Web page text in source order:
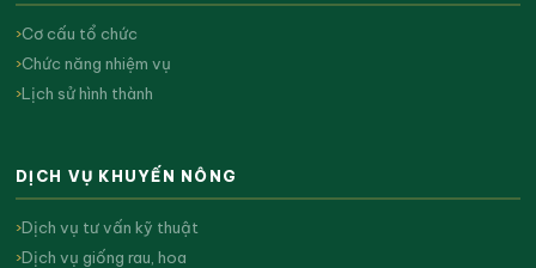
Cơ cấu tổ chức
Chức năng nhiệm vụ
Lịch sử hình thành
DỊCH VỤ KHUYẾN NÔNG
Dịch vụ tư vấn kỹ thuật
Dịch vụ giống rau, hoa